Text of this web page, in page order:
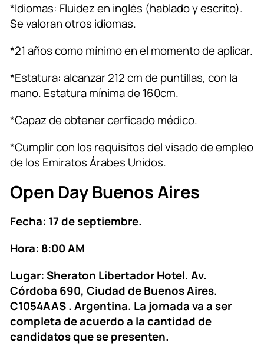
*Idiomas: Fluidez en inglés (hablado y escrito).
Se valoran otros idiomas.
*21 años como mínimo en el momento de aplicar.
*Estatura: alcanzar 212 cm de puntillas, con la
mano. Estatura mínima de 160cm.
*Capaz de obtener cerficado médico.
*Cumplir con los requisitos del visado de empleo
de los Emiratos Árabes Unidos.
Open Day Buenos Aires
Fecha: 17 de septiembre.
Hora: 8:00 AM
Lugar: Sheraton Libertador Hotel. Av.
Córdoba 690, Ciudad de Buenos Aires.
C1054AAS . Argentina. La jornada va a ser
completa de acuerdo a la cantidad de
candidatos que se presenten.